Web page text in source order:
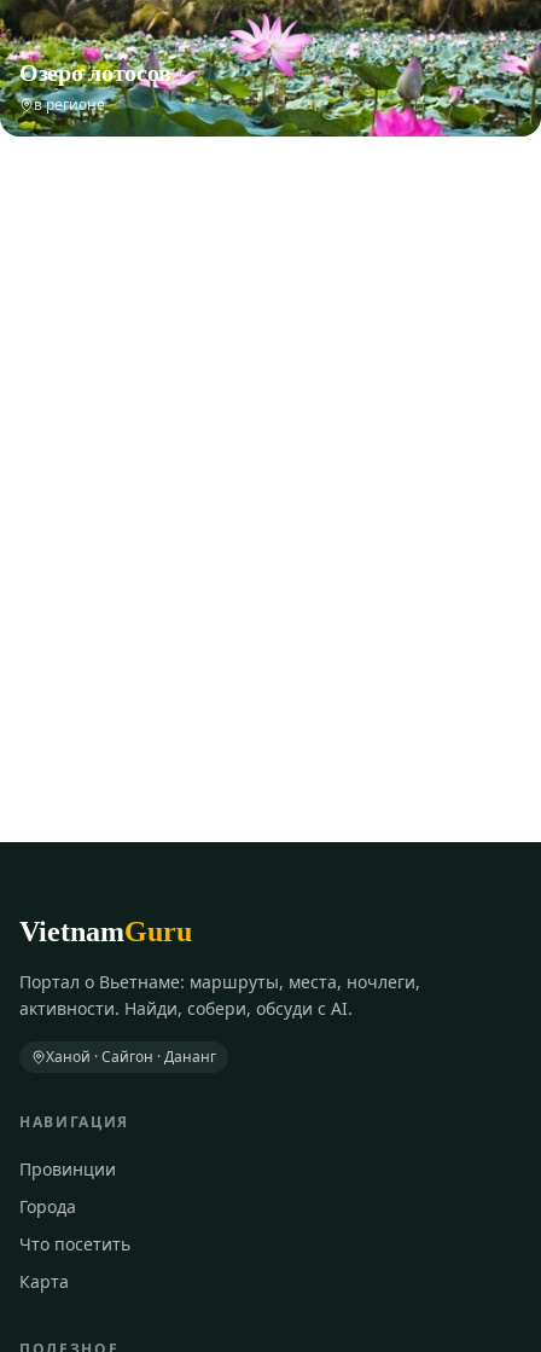
Озеро лотосов
в регионе
VietnamGuru
Портал о Вьетнаме: маршруты, места, ночлеги,
активности. Найди, собери, обсуди с AI.
Ханой · Сайгон · Дананг
НАВИГАЦИЯ
Провинции
Города
Что посетить
Карта